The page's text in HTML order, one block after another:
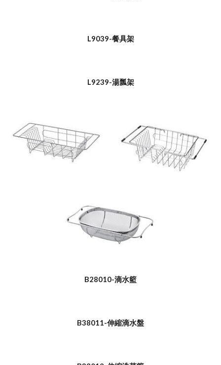
L9039-餐具架
L9239-湯瓢架
B28010-滴水籃
B38011-伸縮滴水盤